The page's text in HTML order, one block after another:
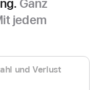
Ganz
jedem
und Verlust